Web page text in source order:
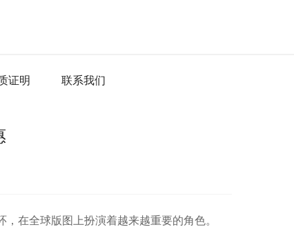
证明 联系我们
在全球版图上扮演着越来越重要的角色。